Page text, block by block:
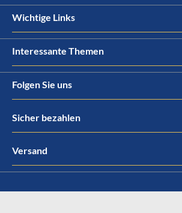
Wichtige Links
Interessante Themen
Folgen Sie uns
Sicher bezahlen
Versand